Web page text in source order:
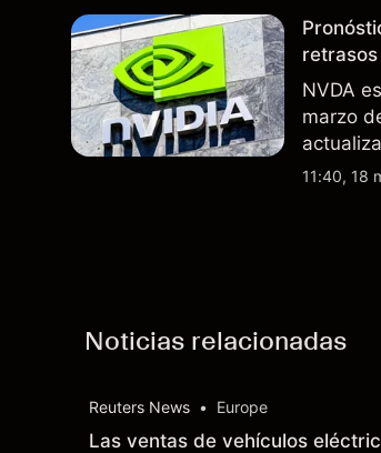
NVDA
marzo
11:40, 18
Noticias relacionadas
Reuters News • Europe
Las ventas de vehículos